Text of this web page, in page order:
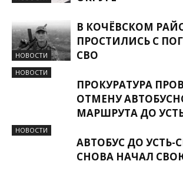
НОВОСТИ
В КОЧЁВСКОМ
ПРОСТИЛИСЬ С
СВО
НОВОСТИ
ПРОКУРАТУРА
ОТМЕНУ
МАРШРУТА ДО
НОВОСТИ
АВТОБУС ДО УСТЬ-
СНОВА НАЧАЛ